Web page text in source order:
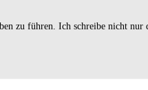
zu führen. Ich schreibe nicht